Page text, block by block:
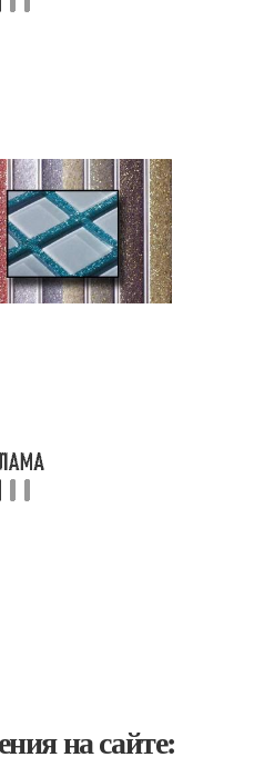
на сайте: